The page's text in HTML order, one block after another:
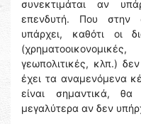
συνεκτιμάται αν
επενδυτή. Που στην
υπάρχει, καθότι οι
γεωπολιτικές, κλπ.)
έχει τα αναμενόμενα
είναι σημαντικά,
μεγαλύτερα αν δεν